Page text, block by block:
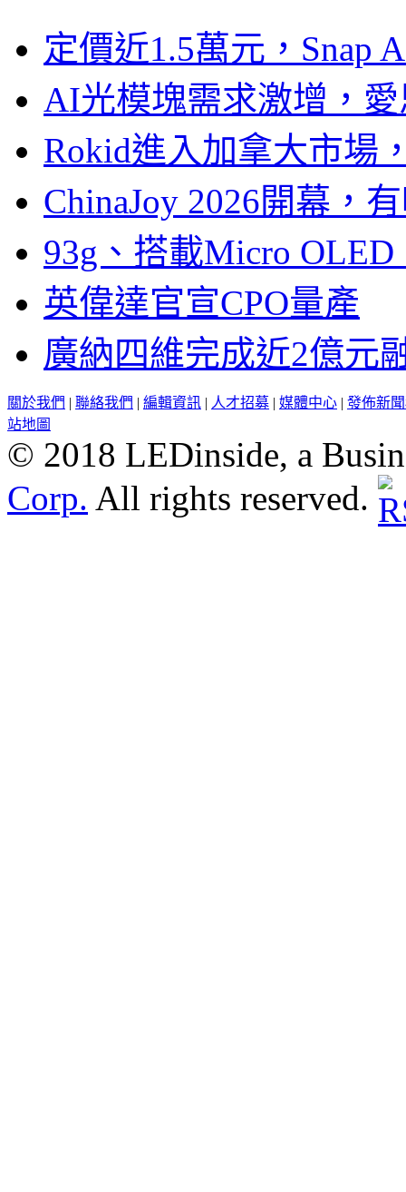
定價近1.5萬元，Snap
AI光模塊需求激增，
Rokid進入加拿大市場
ChinaJoy 2026開幕，
93g、搭載Micro
英偉達官宣CPO量產
廣納四維完成近2億元
關於我們 | 聯絡我們 | 編輯資訊 | 人才招募 | 媒體中心 | 發佈新
站地圖
© 2018 LEDinside, a
Corp. All rights reserved.